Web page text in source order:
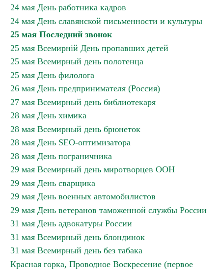
24 мая День работника кадров
24 мая День славянской письменности и культуры
25 мая Последний звонок
25 мая Всемирній День пропавших детей
25 мая Всемирный день полотенца
25 мая День филолога
26 мая День предпринимателя (Россия)
27 мая Всемирный день библиотекаря
28 мая День химика
28 мая Всемирный день брюнеток
28 мая День SEO-оптимизатора
28 мая День пограничника
29 мая Всемирный день миротворцев ООН
29 мая День сварщика
29 мая День военных автомобилистов
29 мая День ветеранов таможенной службы России
31 мая День адвокатуры России
31 мая Всемирный день блондинок
31 мая Всемирный день без табака
Красная горка, Проводное Воскресение (первое